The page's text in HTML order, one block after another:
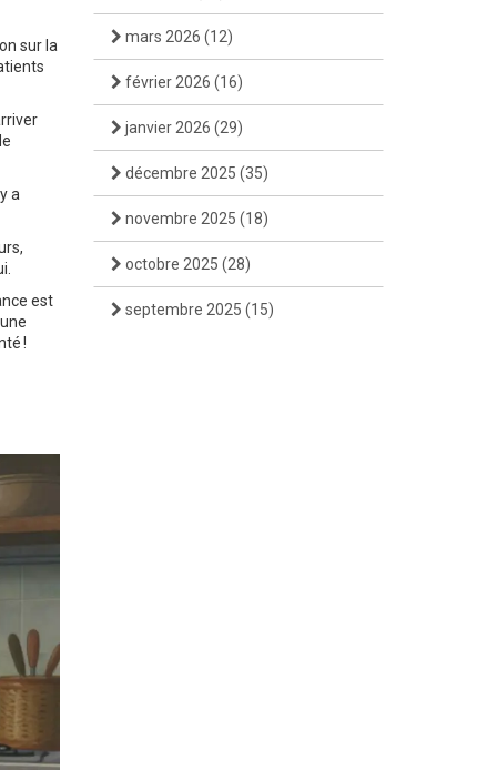
sur la
a
est
!
mars 2026 (12)
février 2026 (16)
janvier 2026 (29)
décembre 2025 (35)
novembre 2025 (18)
octobre 2025 (28)
septembre 2025 (15)